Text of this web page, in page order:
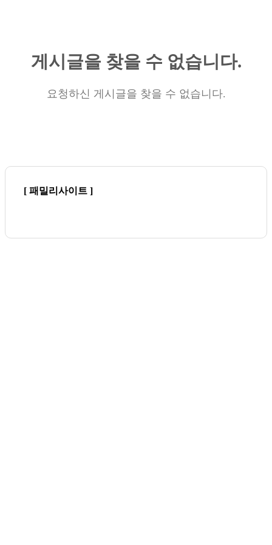
게시글을 찾을 수 없습니다.
요청하신 게시글을 찾을 수 없습니다.
[ 패밀리사이트 ]